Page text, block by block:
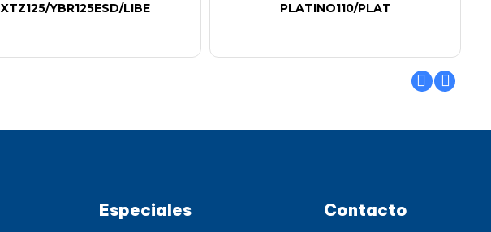
XTZ125/YBR125ESD/LIBE
PLATINO110/PLAT
Especiales Contacto